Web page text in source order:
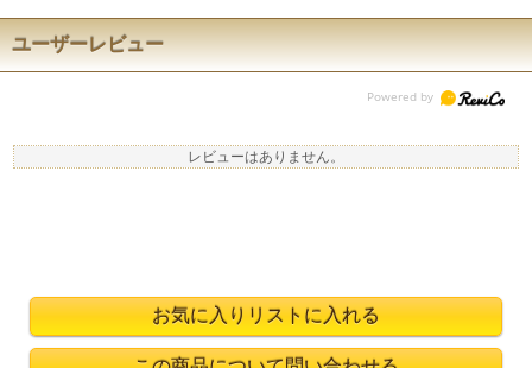
ユーザーレビュー
レビューはありません。